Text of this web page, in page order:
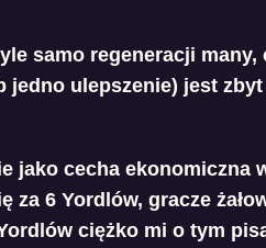
samo regeneracji many,
ulepszenie) jest
jako cecha ekonomiczna
6 Yordlów, gracze
ciężko mi o tym